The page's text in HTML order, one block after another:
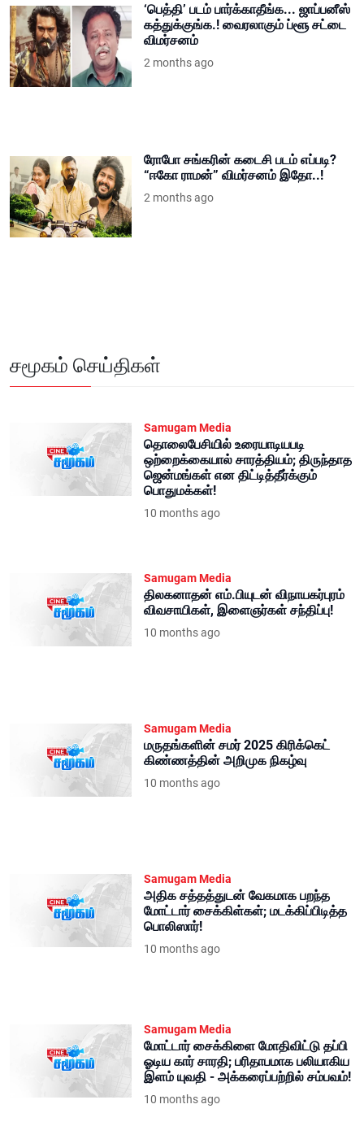
‘பெத்தி’ படம் பார்க்காதீங்க... ஜாப்பனீஸ்
கத்துக்குங்க.! வைரலாகும் ப்ளூ சட்டை
விமர்சனம்
2 months ago
ரோபோ சங்கரின் கடைசி படம் எப்படி?
“ஈகோ ராமன்” விமர்சனம் இதோ..!
2 months ago
சமூகம் செய்திகள்
Samugam Media
தொலைபேசியில் உரையாடியபடி
ஒற்றைக்கையால் சாரத்தியம்; திருந்தாத
ஜென்மங்கள் என திட்டித்தீர்க்கும்
பொதுமக்கள்!
10 months ago
Samugam Media
திலகனாதன் எம்.பியுடன் விநாயகர்புரம்
விவசாயிகள், இளைஞர்கள் சந்திப்பு!
10 months ago
Samugam Media
மருதங்களின் சமர் 2025 கிரிக்கெட்
கிண்ணத்தின் அறிமுக நிகழ்வு
10 months ago
Samugam Media
அதிக சத்தத்துடன் வேகமாக பறந்த
மோட்டார் சைக்கிள்கள்; மடக்கிப்பிடித்த
பொலிஸார்!
10 months ago
Samugam Media
மோட்டார் சைக்கிளை மோதிவிட்டு தப்பி
ஓடிய கார் சாரதி; பரிதாபமாக பலியாகிய
இளம் யுவதி - அக்கரைப்பற்றில் சம்பவம்!
10 months ago